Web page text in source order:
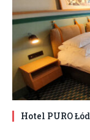
Hotel PURO